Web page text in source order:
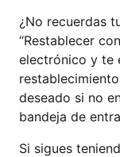
¿No recuerdas
“Restablecer
electrónico y te
deseado si no
bandeja de
Si sigues